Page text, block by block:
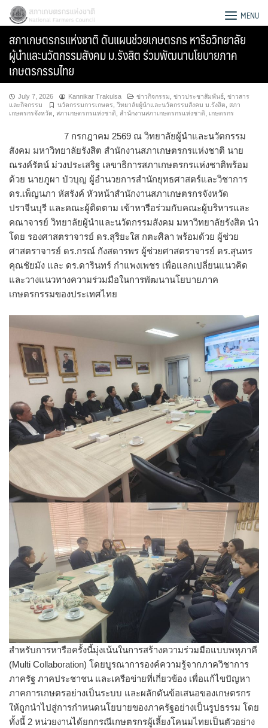
Skip
content
Search
for:
สภาเกษตรกรแห่งชาติ MENU
สภาเกษตรกรแห่งชาติ ดันแผนช่วยเกษตรกร หารือวิทยาลัย
ผู้นำและนวัตกรรมสังคม ม.รังสิต ร่วมพัฒนานโยบายภาค
เกษตรกรรมไทย
July 7, 2026 Kannikar Trakulsa ข่าวกิจกรรม ข่าวประชาสัมพันธ์ ข่าวสาร
และกิจกรรม
นวัตกรรมการเกษตร วิทยาลัยผู้นำและนวัตกรรมสังคม ม.รังสิต
สภา
เกษตรกรจังหวัด
สภาเกษตรกรแห่งชาติ สำนักงานสภาเกษตรกรแห่งชาติ เกษตรกร
7 กรกฎาคม 2569 ณ วิทยาลัยผู้นำและนวัตกรรม
สังคม มหาวิทยาลัยรังสิต สำนักงานสภาเกษตรกรแห่งชาติ นาย
ณรงค์รัตน์ ม่วงประเสริฐ เลขาธิการสภาเกษตรกรแห่งชาติพร้อม
ด้วย นายภูผา บัวบุญ ผู้อำนวยการสำนักยุทธศาสตร์และวิชาการ
ดร.เพ็ญนภา หัสรังค์ หัวหน้าสำนักงานสภาเกษตรกรจังหวัด
ปราจีนบุรี และคณะผู้ติดตาม เข้าหารือร่วมกับคณะผู้บริหารและ
คณาจารย์ วิทยาลัยผู้นำและนวัตกรรมสังคม มหาวิทยาลัยรังสิต นำ
โดย รองศาสตราจารย์ ดร.สุริยะใส กตะศิลา พร้อมด้วย ผู้ช่วย
ศาสตราจารย์ ดร.กรณ์ กังสดารพร ผู้ช่วยศาสตราจารย์ ดร.สุนทร
คุณชัยมัง และ ดร.ดารินทร์ กำแพงเพชร เพื่อแลกเปลี่ยนแนวคิด
และวางแนวทางความร่วมมือในการพัฒนานโยบายภาค
เกษตรกรรมของประเทศไทย
สำหรับการหารือครั้งนี้มุ่งเน้นในการสร้างความร่วมมือแบบพหุภาคี
(Multi Collaboration) โดยบูรณาการองค์ความรู้จากภาควิชาการ
ภาครัฐ ภาคประชาชน และเครือข่ายที่เกี่ยวข้อง เพื่อแก้ไขปัญหา
ภาคการเกษตรอย่างเป็นระบบ และผลักดันข้อเสนอของเกษตรกร
ให้ถูกนำไปสู่การกำหนดนโยบายของภาครัฐอย่างเป็นรูปธรรม โดย
ทั้งนี้ 2 หน่วยงานได้ยกกรณีเกษตรกรผู้เลี้ยงโคนมไทยเป็นตัวอย่าง